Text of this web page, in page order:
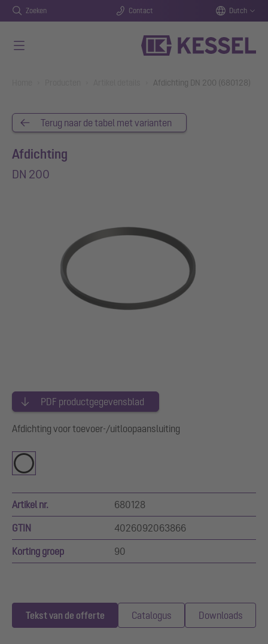
Zoeken Contact Dutch
Afdichting DN 200 (680128)
Terug naar de tabel met varianten
Afdichting
DN 200
PDF productgegevensblad
Afdichting voor toevoer-/uitloopaansluiting
Artikel nr. 680128
GTIN 4026092063866
Korting groep 90
Tekst van de offerte Catalogus Downloads